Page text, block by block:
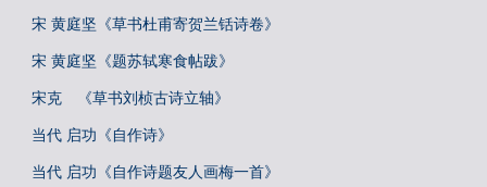
宋 黄庭坚《草书杜甫寄贺兰铦诗卷》
宋 黄庭坚《题苏轼寒食帖跋》
宋克 《草书刘桢古诗立轴》
当代 启功《自作诗》
当代 启功《自作诗题友人画梅一首》